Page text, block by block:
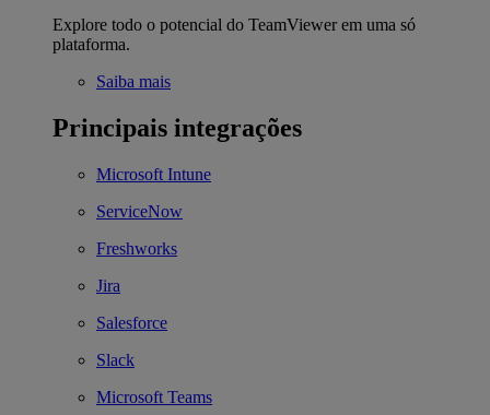
Explore todo o potencial do TeamViewer em uma só
plataforma.
Saiba mais
Principais integrações
Microsoft Intune
ServiceNow
Freshworks
Jira
Salesforce
Slack
Microsoft Teams